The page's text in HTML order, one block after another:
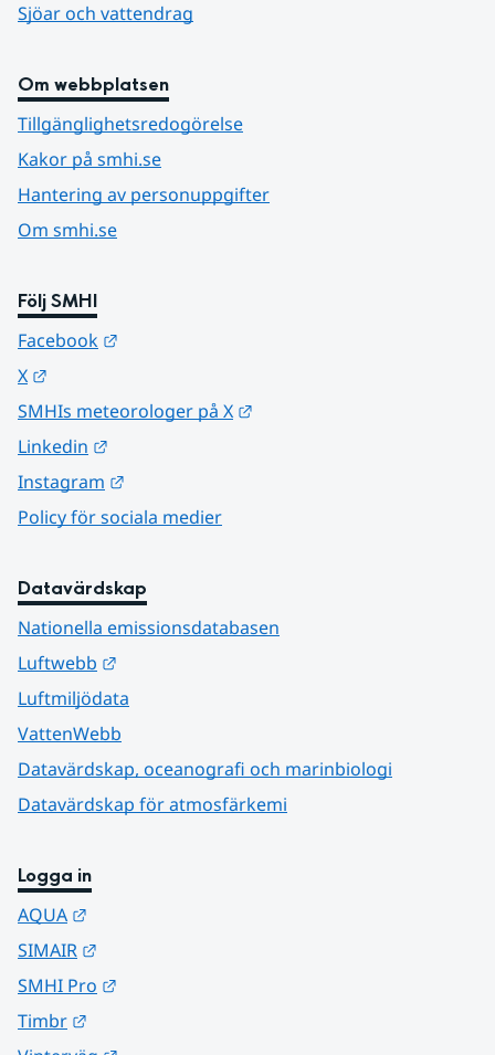
Sjöar och vattendrag
Om webbplatsen
Tillgänglighetsredogörelse
Kakor på smhi.se
Hantering av personuppgifter
Om smhi.se
Följ SMHI
Facebook
X
SMHIs meteorologer på X
Linkedin
Instagram
Policy för sociala medier
Datavärdskap
Nationella emissionsdatabasen
Luftwebb
Luftmiljödata
VattenWebb
Datavärdskap, oceanografi och marinbiologi
Datavärdskap för atmosfärkemi
Logga in
AQUA
SIMAIR
SMHI Pro
Timbr